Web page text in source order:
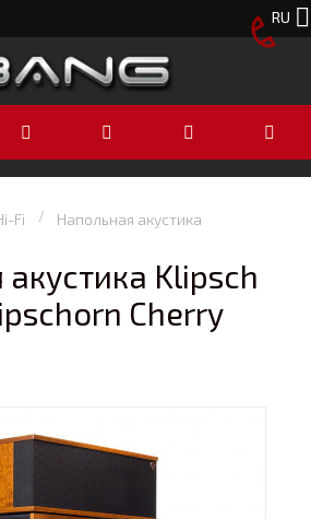
RU
Fi Напольная акустика
Klipsch
Cherry